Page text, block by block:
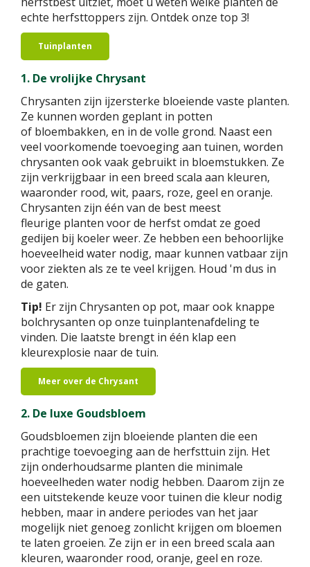
echte herfsttoppers zijn. Ontdek onze top 3!
Tuinplanten
1. De vrolijke Chrysant
Chrysanten zijn ijzersterke bloeiende vaste planten.
Ze kunnen worden geplant in potten
of bloembakken, en in de volle grond. Naast een
veel voorkomende toevoeging aan tuinen, worden
chrysanten ook vaak gebruikt in bloemstukken. Ze
zijn verkrijgbaar in een breed scala aan kleuren,
waaronder rood, wit, paars, roze, geel en oranje.
Chrysanten zijn één van de best meest
fleurige planten voor de herfst omdat ze goed
gedijen bij koeler weer. Ze hebben een behoorlijke
hoeveelheid water nodig, maar kunnen vatbaar zijn
voor ziekten als ze te veel krijgen. Houd 'm dus in
de gaten.
Tip! Er zijn Chrysanten op pot, maar ook knappe
bolchrysanten op onze tuinplantenafdeling te
vinden. Die laatste brengt in één klap een
kleurexplosie naar de tuin.
Meer over de Chrysant
2. De luxe Goudsbloem
Goudsbloemen zijn bloeiende planten die een
prachtige toevoeging aan de herfsttuin zijn. Het
zijn onderhoudsarme planten die minimale
hoeveelheden water nodig hebben. Daarom zijn ze
een uitstekende keuze voor tuinen die kleur nodig
hebben, maar in andere periodes van het jaar
mogelijk niet genoeg zonlicht krijgen om bloemen
te laten groeien. Ze zijn er in een breed scala aan
kleuren, waaronder rood, oranje, geel en roze.